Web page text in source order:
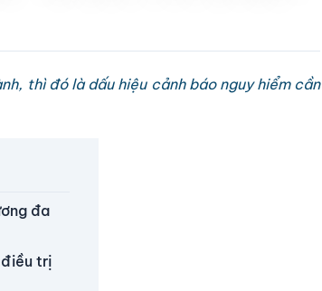
thì đó là dấu hiệu cảnh báo nguy hiểm cần
đa
điều trị